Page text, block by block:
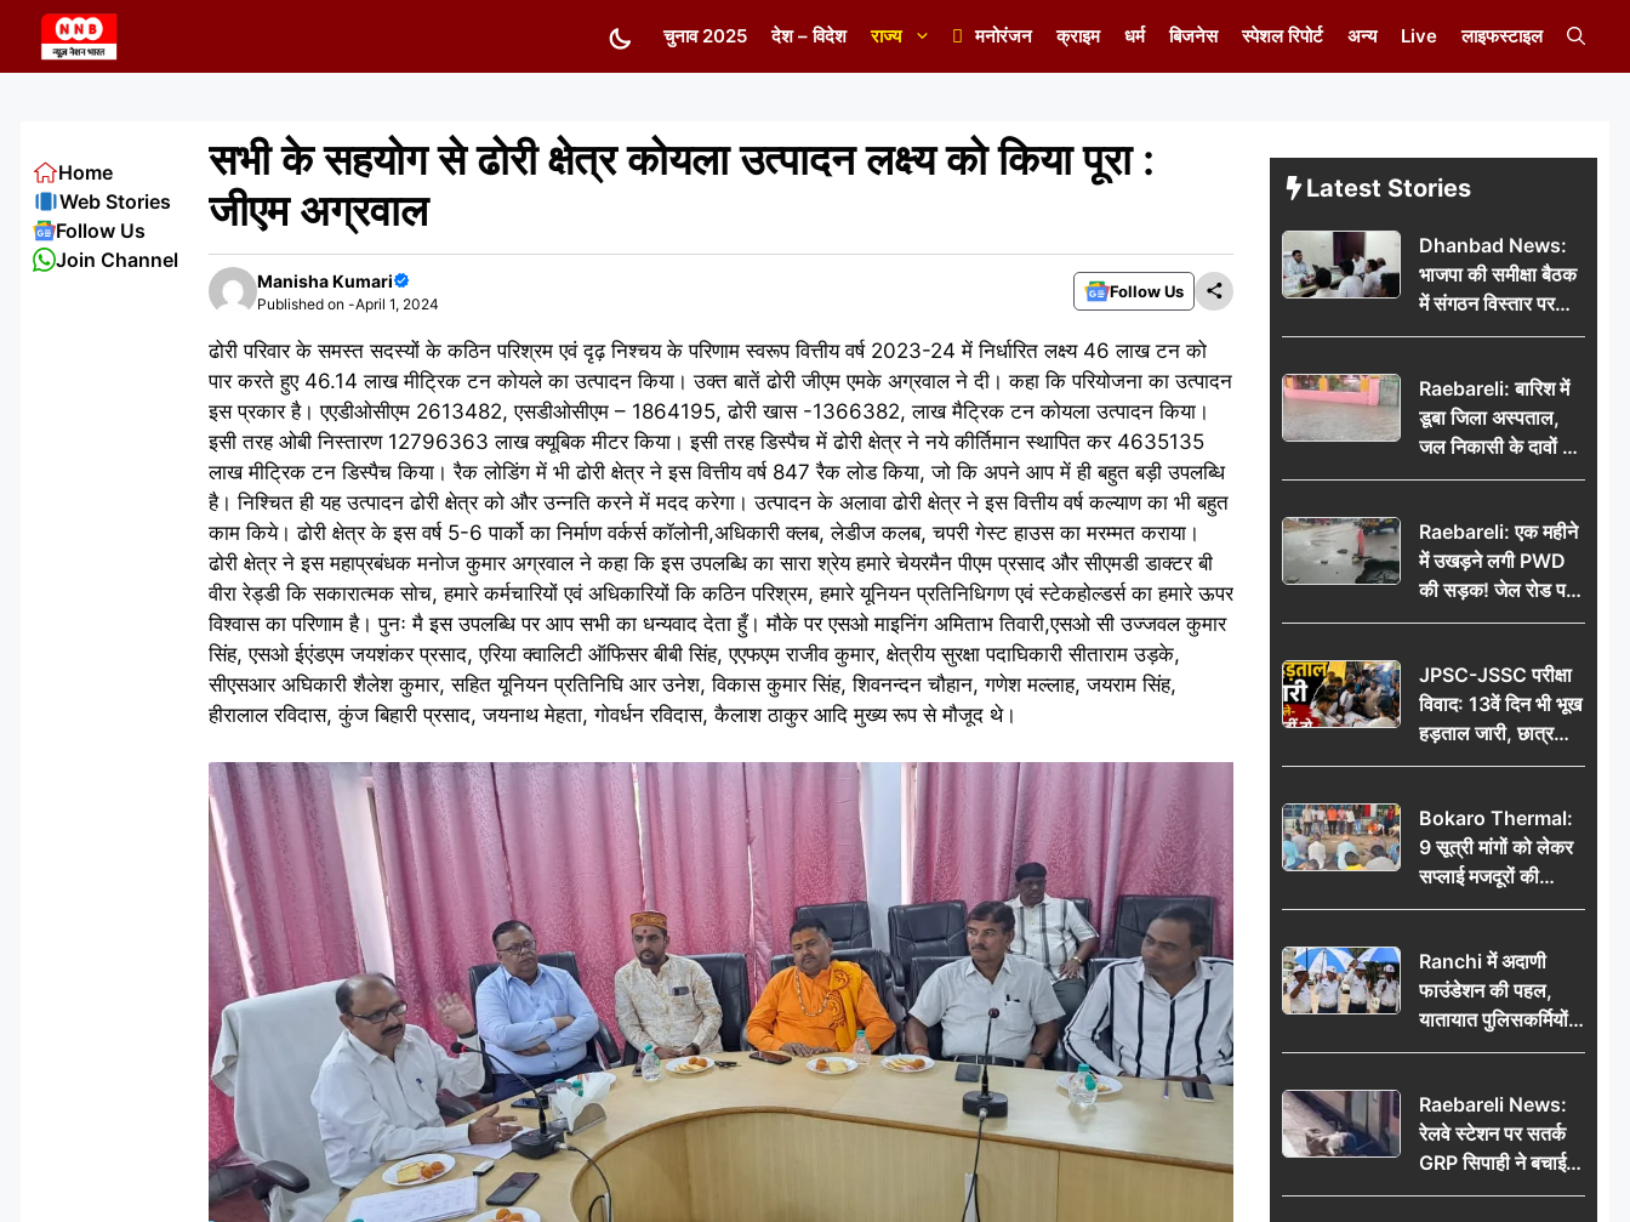
content
चुनाव 2025 देश – विदेश राज्य मनोरंजन क्राइम धर्म बिजनेस स्पेशल रिपोर्ट अन्य Live लाइफस्टाइल
सभी के सहयोग से ढोरी क्षेत्र कोयला‌ उत्पादन लक्ष्य को किया पूरा :
जीएम अग्रवाल
Manisha Kumari
Published on -April 1, 2024
Follow Us
ढोरी परिवार के समस्त सदस्यों के कठिन परिश्रम एवं दृढ़ निश्चय के परिणाम स्वरूप वित्तीय वर्ष 2023-24 में निर्धारित लक्ष्य 46 लाख टन को
पार करते हुए 46.14 लाख मीट्रिक टन कोयले का उत्पादन किया। उक्त बातें ढोरी जीएम एमके अग्रवाल ने‌ दी। कहा कि परियोजना का उत्पादन
इस प्रकार है। एएडीओसीएम 2613482, एसडीओसीएम – 1864195, ढोरी खास -1366382, लाख मैट्रिक टन कोयला उत्पादन किया।
इसी तरह ओबी निस्तारण 12796363 लाख क्यूबिक मीटर किया। इसी तरह डिस्पैच में ढोरी क्षेत्र ने नये कीर्तिमान स्थापित कर 4635135
लाख मीट्रिक टन डिस्पैच किया। रैक लोडिंग में भी ढोरी क्षेत्र ने इस वित्तीय वर्ष 847 रैक लोड किया, जो कि अपने आप में ही बहुत बड़ी उपलब्धि
है। निश्चित ही यह उत्पादन ढोरी क्षेत्र को और उन्नति करने में मदद करेगा। उत्पादन के अलावा ढोरी क्षेत्र ने इस वित्तीय वर्ष कल्याण का भी बहुत
काम किये। ढोरी क्षेत्र के इस वर्ष 5-6 पार्को का निर्माण वर्कर्स कॉलोनी,अधिकारी क्लब, लेडीज कलब, चपरी गेस्ट हाउस का मरम्मत कराया।
ढोरी क्षेत्र ने इस महाप्रबंधक मनोज कुमार अग्रवाल ने‌ कहा कि इस उपलब्धि का सारा श्रेय हमारे चेयरमैन पीएम प्रसाद और सीएमडी डाक्टर बी
वीरा रेड्डी कि सकारात्मक सोच, हमारे कर्मचारियों एवं अधिकारियों कि कठिन परिश्रम, हमारे यूनियन प्रतिनिधिगण एवं स्टेकहोल्डर्स का हमारे ऊपर
विश्वास का परिणाम है। पुनः मै इस उपलब्धि पर आप सभी का धन्यवाद देता हुँ। मौके पर एसओ माइनिंग अमिताभ तिवारी,एसओ सी उज्जवल कुमार
सिंह, एसओ ईएंडएम जयशंकर प्रसाद, एरिया क्वालिटी ऑफिसर बीबी सिंह, एएफएम राजीव कुमार, क्षेत्रीय सुरक्षा पदाघिकारी सीताराम उड़के,
सीएसआर अघिकारी शैलेश कुमार, सहित‌ यूनियन प्रतिनिघि आर उनेश, विकास कुमार सिंह, शिवनन्दन चौहान, गणेश मल्लाह, जयराम सिंह,
हीरालाल रविदास, कुंज बिहारी प्रसाद, जयनाथ मेहता, गोवर्धन रविदास, कैलाश ठाकुर आदि मुख्य रूप से मौजूद थे।
Home
Web Stories
Follow Us
Join Channel
Latest Stories
Dhanbad News:
भाजपा की समीक्षा बैठक
में संगठन विस्तार पर
मंथन, बीडीओ से
जनसमस्याओं का विवरण
Raebareli: बारिश में
डूबा जिला अस्पताल,
जल निकासी के दावों की
खुली पोल
Raebareli: एक महीने
में उखड़ने लगी PWD
की सड़क! जेल रोड पर
गड्ढे ने खोली निर्माण
की उठी मांग
JPSC-JSSC परीक्षा
विवाद: 13वें दिन भी भूख
हड़ताल जारी, छात्र
बोले- जांच नहीं तो
Bokaro Thermal:
9 सूत्री मांगों को लेकर
सप्लाई मजदूरों की
हुंकार, 12 अगस्त के
Ranchi में अदाणी
फाउंडेशन की पहल,
यातायात पुलिसकर्मियों
को वितरित किए गए छाते
Raebareli News:
रेलवे स्टेशन पर सतर्क
GRP सिपाही ने बचाई
महिला की जान, चलती